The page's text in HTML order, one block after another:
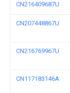
CN216409687U
CN207448867U
CN216769967U
CN117183146A